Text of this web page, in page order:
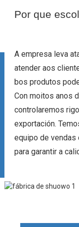
Por que
A empresa leva
atender aos
bos produtos
Con moitos anos
controlaremos
exportación.
equipo de vendas
para garantir a